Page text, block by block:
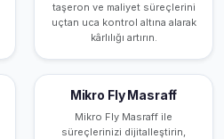
taşeron ve maliyet süreçlerini
uçtan uca kontrol altına alarak
kârlılığı artırın.
Mikro Fly Masraff
Mikro Fly Masraff ile
süreçlerinizi dijitalleştirin,